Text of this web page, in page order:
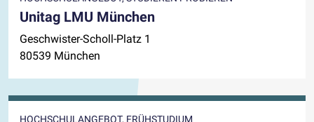
Unitag LMU München
Geschwister-Scholl-Platz 1
80539 München
HOCHSCHULANGEBOT, FRÜHSTUDIUM